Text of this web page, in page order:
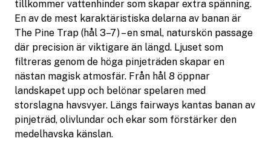
tillkommer vattenhinder som skapar extra spänning.
En av de mest karaktäristiska delarna av banan är
The Pine Trap (hål 3–7) – en smal, naturskön passage
där precision är viktigare än längd. Ljuset som
filtreras genom de höga pinjeträden skapar en
nästan magisk atmosfär. Från hål 8 öppnar
landskapet upp och belönar spelaren med
storslagna havsvyer. Längs fairways kantas banan av
pinjeträd, olivlundar och ekar som förstärker den
medelhavska känslan.